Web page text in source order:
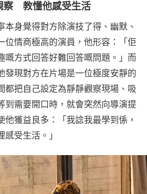
察 教懂他感受生活
本身覺得對方除演技了得、幽默、
位情商極高的演員，他形容：「佢
嘅方式回答好難回答嘅問題。」而
發現對方在片場是一位極度安靜的
都把自己設定為靜靜觀察現場、吸
到需要開口時，就會突然向導演提
他獲益良多：「我諗我最學到係，
受生活。」